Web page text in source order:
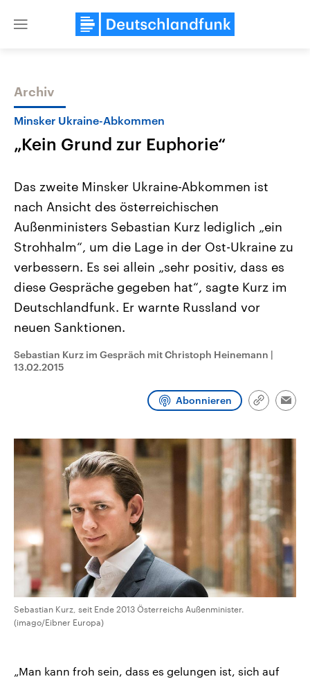
Close
Themen
Landtagswahl Sachsen-Anhalt
2026
Alle Informationen
Sachsen-Anhalt wählt am 6.
September 2026 einen neuen
Landtag. Seit 2021 wird das
Bundesland von einer Koalition aus
Umfragen, Prognosen,
und Hintergründe zu den Parteien
und Kandidaten der anstehenden
Wahl.
USA
Aktuelle Beiträge,
Hintergründe
Wirtschaftlich und
gehören die Vereinigten
den mächtigsten Ländern
mit großem Einfluss auf
Sendungen Programm Podcasts
Archiv
Minsker Ukraine-Abkommen
„Kein Grund zur Euphorie“
Das zweite Minsker Ukraine-Abkommen ist
nach Ansicht des österreichischen
Außenministers Sebastian Kurz lediglich „ein
Strohhalm“, um die Lage in der Ost-Ukraine zu
verbessern. Es sei allein „sehr positiv, dass es
diese Gespräche gegeben hat“, sagte Kurz im
Deutschlandfunk. Er warnte Russland vor
neuen Sanktionen.
Sebastian Kurz im Gespräch mit Christoph Heinemann |
13.02.2015
Abonnieren
Link
Sebastian Kurz, seit Ende 2013 Österreichs Außenminister.
(imago/Eibner Europa)
„Man kann froh sein, dass es gelungen ist, sich auf